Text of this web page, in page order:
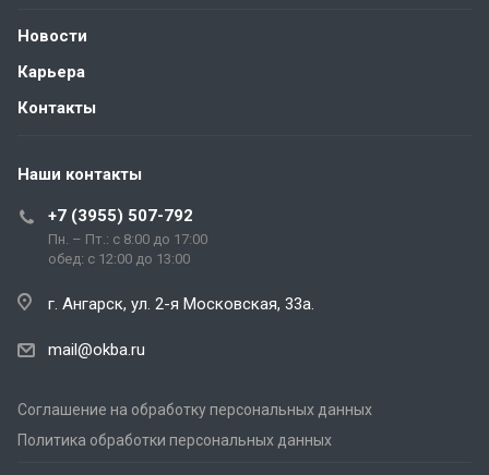
Новости
Карьера
Контакты
Наши контакты
+7 (3955) 507-792
Пн. – Пт.: с 8:00 до 17:00
обед: с 12:00 до 13:00
г. Ангарск, ул. 2-я Московская, 33а.
mail@okba.ru
Соглашение на обработку персональных данных
Политика обработки персональных данных